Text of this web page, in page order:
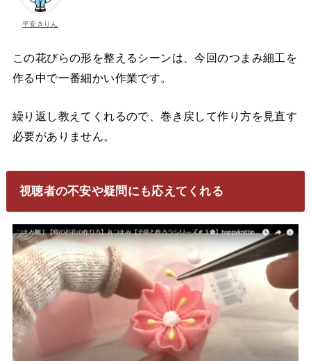
平安きりん
この花びらの形を整えるシーンは、今回のつまみ細工を
作る中で一番細かい作業です。
繰り返し教えてくれるので、巻き戻して作り方を見直す
必要がありません。
視聴者の不安や疑問にも応えてくれる